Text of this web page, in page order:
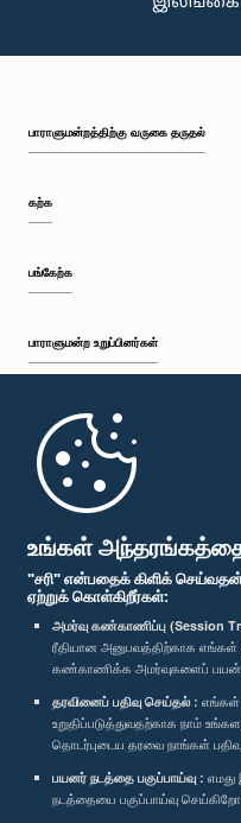
உங்கள் அந்தரங்கத்தை
"சரி" என்பதைக் கிளிக்
ஏற்றுக் கொள்கிறீர்கள்:
அமர்வு கண்காணிப்பு (Session
ரீதியான அனுபவத்திற்காக
கண்காணிக்க அமர்வுகளைப்
தரவினைப் பதிவு செய்தல் : எங்கள்
உறுதிப்படுத்துவதற்காக நாம்
தொடர்புடைய தரவை நாங்கள்
பயனர் நடத்தை பகுப்பாய்வு :
நடத்தையை பகுப்பாய்வு
கௌரவ சட்டத்தரணி ஹேஷா
பாராளுமன்றத்திற்கு வருகை தருதல்
கற்க
பங்கேற்க
பாராளுமன்ற உறுப்பினர்கள்
முதற்பக்கம்
பாராளுமன்ற கையடக்க செயலி
எம்மை பின்தொடர்க :
விருதுகள்
தனியுரிமைக் கொள்கை